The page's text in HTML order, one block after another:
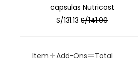
capsulas Nutricost
S/131.13 S/141.00
Item+Add-Ons=Total